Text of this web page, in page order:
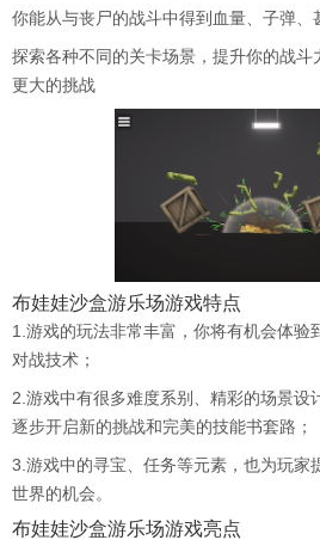
你能从与丧尸的战斗中得到血量、子弹、
探索各种不同的关卡场景，提升你的战
更大的挑战
布娃娃沙盒游乐场游戏特点
1.游戏的玩法非常丰富，你将有机会体验
对战技术；
2.游戏中有很多难度系别、精彩的场景设
逐步开启新的挑战和完美的技能书套路；
3.游戏中的寻宝、任务等元素，也为玩家
世界的机会。
布娃娃沙盒游乐场游戏亮点